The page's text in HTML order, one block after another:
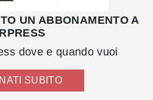
UN ABBONAMENTO A
dove e quando vuoi
SUBITO